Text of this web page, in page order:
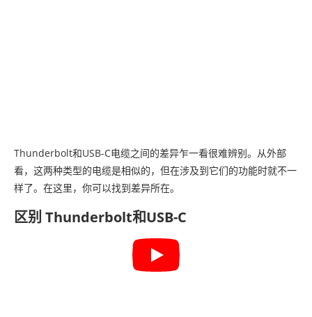
Thunderbolt和USB-C电缆之间的差异乍一看很难辨别。从外部
看，这两种类型的电缆是相似的，但在涉及到它们的功能时就不一
样了。在这里，你可以找到差异所在。
区别 Thunderbolt和USB-C